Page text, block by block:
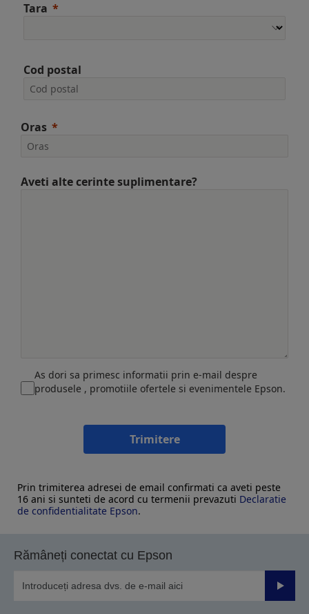
Tara
Cod postal
Oras
Aveti alte cerinte suplimentare?
As dori sa primesc informatii prin e-mail despre
produsele , promotiile ofertele si evenimentele Epson.
Trimitere
Prin trimiterea adresei de email confirmati ca aveti peste
16 ani si sunteti de acord cu termenii prevazuti Declaratie
de confidentialitate Epson.
Rămâneți conectat cu Epson